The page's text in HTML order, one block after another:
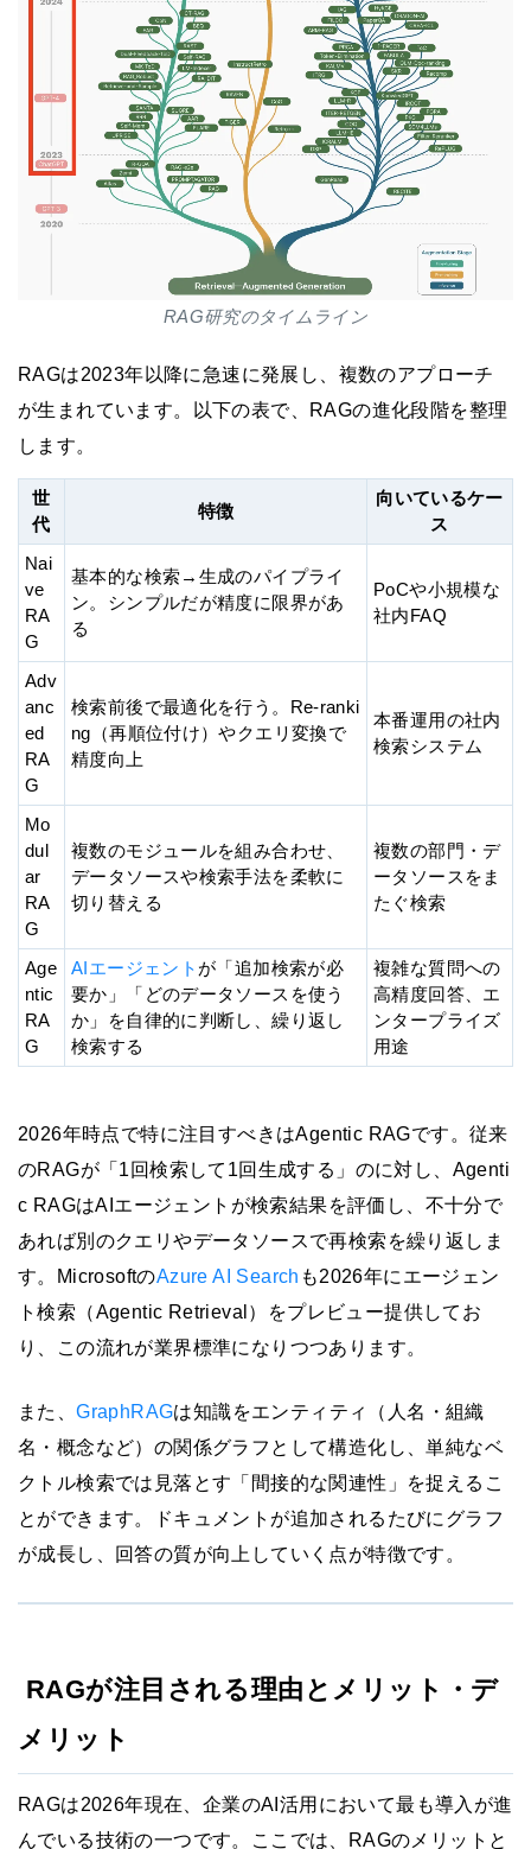
RAG研究のタイムライン
RAGは2023年以降に急速に発展し、複数のアプローチ
が生まれています。以下の表で、RAGの進化段階を整理
します。
世
代
特徴
向いているケー
ス
Nai
ve
RA
G
基本的な検索→生成のパイプライ
ン。シンプルだが精度に限界があ
る
PoCや小規模な
社内FAQ
Adv
anc
ed
RA
G
検索前後で最適化を行う。Re-ranki
ng（再順位付け）やクエリ変換で
精度向上
本番運用の社内
検索システム
Mo
dul
ar
RA
G
複数のモジュールを組み合わせ、
データソースや検索手法を柔軟に
切り替える
複数の部門・デ
ータソースをま
たぐ検索
Age
ntic
RA
G
AIエージェント が「追加検索が必
要か」「どのデータソースを使う
か」を自律的に判断し、繰り返し
検索する
複雑な質問への
高精度回答、エ
ンタープライズ
用途
2026年時点で特に注目すべきはAgentic RAGです。従来
のRAGが「1回検索して1回生成する」のに対し、Agenti
c RAGはAIエージェントが検索結果を評価し、不十分で
あれば別のクエリやデータソースで再検索を繰り返しま
す。MicrosoftのAzure AI Search も2026年にエージェン
ト検索（Agentic Retrieval）をプレビュー提供してお
り、この流れが業界標準になりつつあります。
また、GraphRAGは知識をエンティティ（人名・組織
名・概念など）の関係グラフとして構造化し、単純なベ
クトル検索では見落とす「間接的な関連性」を捉えるこ
とができます。ドキュメントが追加されるたびにグラフ
が成長し、回答の質が向上していく点が特徴です。
RAGが注目される理由とメリット・デ
メリット
RAGは2026年現在、企業のAI活用において最も導入が進
んでいる技術の一つです。ここでは、RAGのメリットと